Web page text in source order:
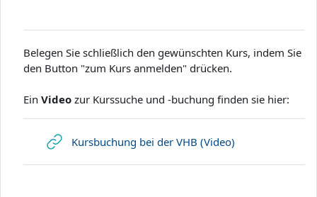
Belegen Sie schließlich den gewünschten Kurs, indem Sie
den Button "zum Kurs anmelden" drücken.
Ein Video zur Kurssuche und -buchung finden sie hier:
Kursbuchung bei der VHB (Video)